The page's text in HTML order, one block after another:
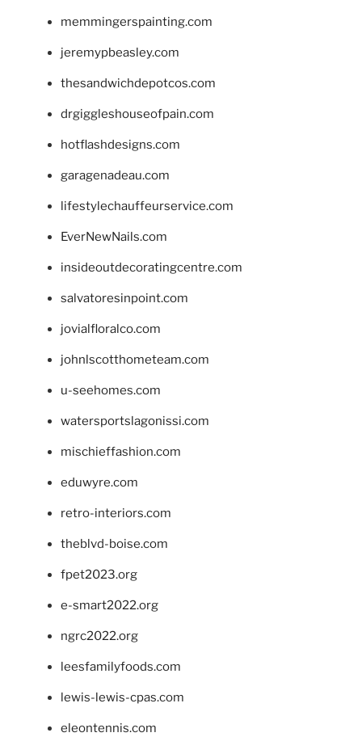
memmingerspainting.com
jeremypbeasley.com
thesandwichdepotcos.com
drgiggleshouseofpain.com
hotflashdesigns.com
garagenadeau.com
lifestylechauffeurservice.com
EverNewNails.com
insideoutdecoratingcentre.com
salvatoresinpoint.com
jovialfloralco.com
johnlscotthometeam.com
u-seehomes.com
watersportslagonissi.com
mischieffashion.com
eduwyre.com
retro-interiors.com
theblvd-boise.com
fpet2023.org
e-smart2022.org
ngrc2022.org
leesfamilyfoods.com
lewis-lewis-cpas.com
eleontennis.com